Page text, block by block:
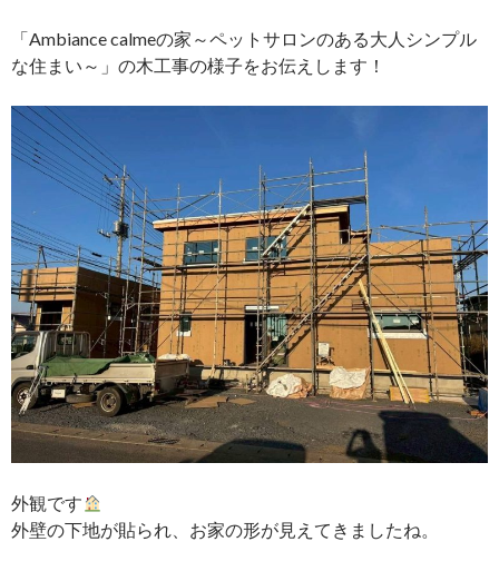
「Ambiance calmeの家～ペットサロンのある大人シンプル
な住まい～」の木工事の様子をお伝えします！
外観です
外壁の下地が貼られ、お家の形が見えてきましたね。